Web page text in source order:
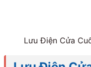
Lưu Điện Cửa